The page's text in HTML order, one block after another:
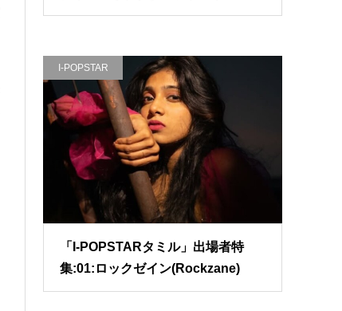
I-POPSTAR
「I-POPSTARタミル」出場者特
集:01:ロックゼイン(Rockzane)